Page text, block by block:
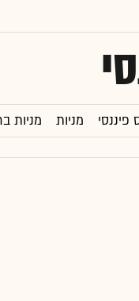
פיננסי מניות מניות